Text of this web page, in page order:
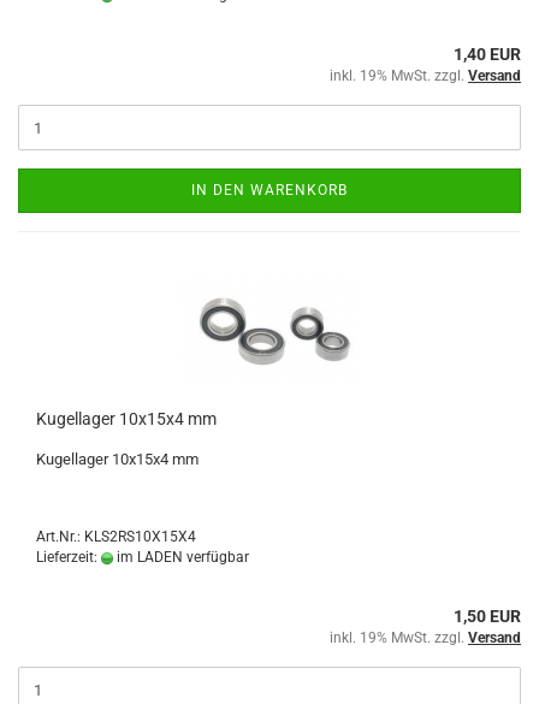
1,40 EUR
inkl. 19% MwSt. zzgl. Versand
IN DEN WARENKORB
Kugellager 10x15x4 mm
Kugellager 10x15x4 mm
Art.Nr.: KLS2RS10X15X4
Lieferzeit:
im LADEN verfügbar
1,50 EUR
inkl. 19% MwSt. zzgl. Versand